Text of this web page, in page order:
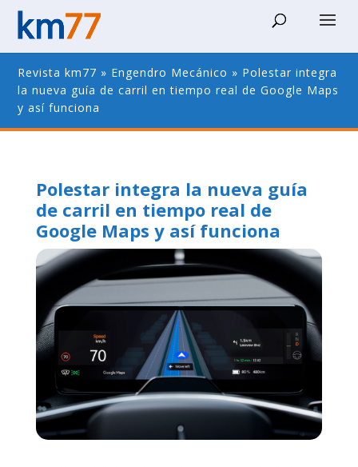
Revista km77 » Engendro Mecánico » Polestar integra
la nueva guía de carril en tiempo real de Google Maps
y así funciona
Polestar integra la nueva guía
de carril en tiempo real de
Google Maps y así funciona